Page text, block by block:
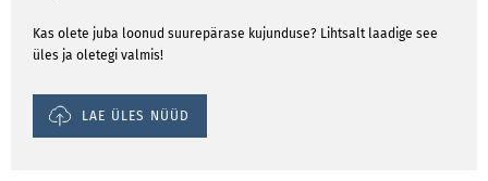
Kas olete juba loonud suurepärase kujunduse? Lihtsalt laadige see
üles ja oletegi valmis!
LAE ÜLES NÜÜD